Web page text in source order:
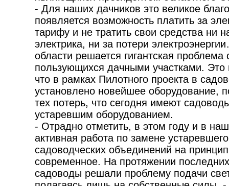
- Для наших дачников это великое
появляется возможность платить за
тарифу и не тратить свои средства ни
электрика, ни за потери
области решается гигантская проблема
пользующихся дачными участками. Это
что в рамках Пилотного проекта в
установлено новейшее оборудование,
тех потерь, что сегодня имеют
устаревшим оборудованием.
- Отрадно отметить, в этом году и в
активная работа по замене
садоводческих объединений на
современное. На протяжении
садоводы решали проблему подачи